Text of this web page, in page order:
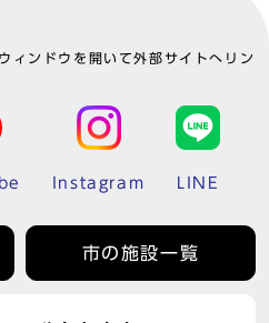
ィンドウを開いて外部サイトへリン
Instagram LINE
市の施設一覧